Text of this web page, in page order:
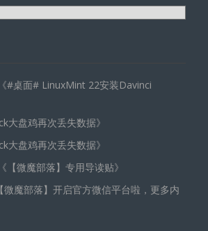
#桌面# LinuxMint 22安装Davinci
大盘鸡再次丢失数据》
大盘鸡再次丢失数据》
【微魔部落】专用导读贴》
【微魔部落】开启官方微信平台啦，更多内